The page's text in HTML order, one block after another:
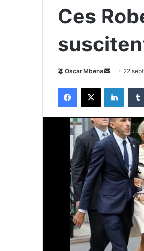
Ces
Oscar Mbena
Envoyer
courriel
22
Facebook
X